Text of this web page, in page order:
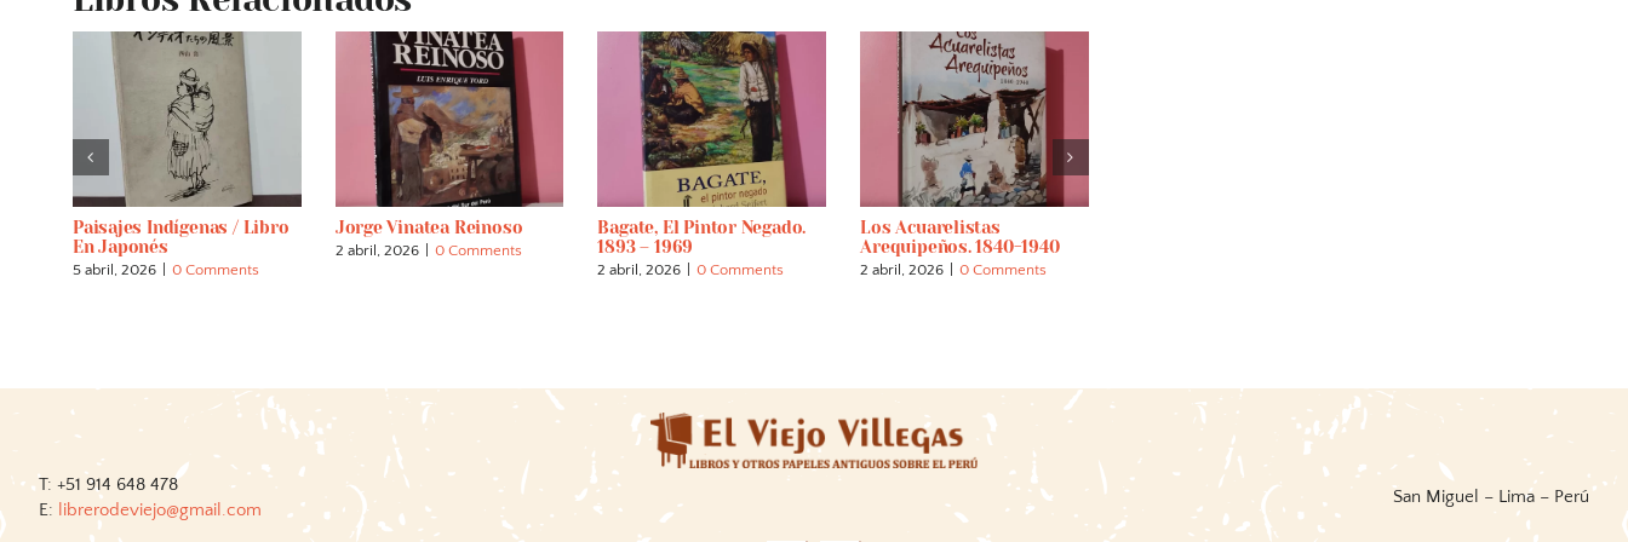
Paisajes Indígenas / Libro
En Japonés
5 abril, 2026 0 Comments
Jorge Vinatea Reinoso
2 abril, 2026 0 Comments
Bagate, El Pintor Negado.
1893 – 1969
2 abril, 2026 0 Comments
Los Acuarelistas
Arequipeños. 1840-1940
2 abril, 2026 0 Comments
T: +51 914 648 478
E: librerodeviejo@gmail.com
San Miguel – Lima – Perú